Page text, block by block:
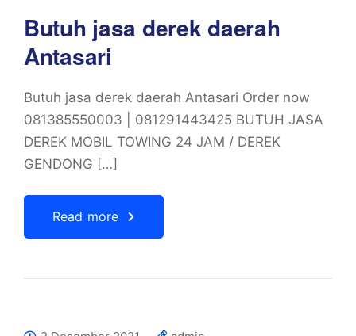
Butuh jasa derek daerah
Antasari
Butuh jasa derek daerah Antasari Order now
081385550003 | 081291443425 BUTUH JASA
DEREK MOBIL TOWING 24 JAM / DEREK
GENDONG […]
Read more